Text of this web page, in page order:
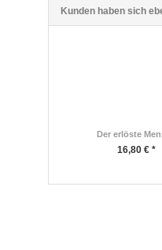
Kunden haben sich
Der erlöste
16,80 € *